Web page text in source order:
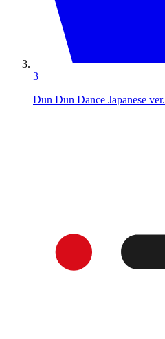
3
Dun Dun Dance Japanese ver.